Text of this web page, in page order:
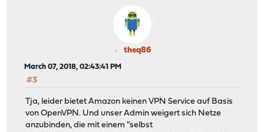
theq86
March 07, 2018, 02:43:41 PM
#3
Tja, leider bietet Amazon keinen VPN Service auf Basis
von OpenVPN. Und unser Admin weigert sich Netze
anzubinden, die mit einem "selbst